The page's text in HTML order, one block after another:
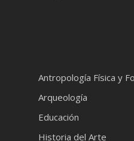
Antropología Física y
Arqueología
Educación
Historia del Arte